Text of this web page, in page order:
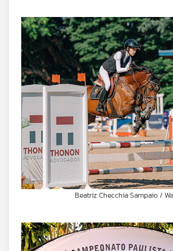
Beatriz Checchia Sampaio /